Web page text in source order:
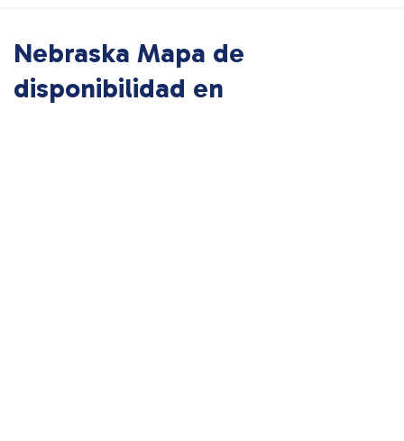
Nebraska Mapa de
disponibilidad en